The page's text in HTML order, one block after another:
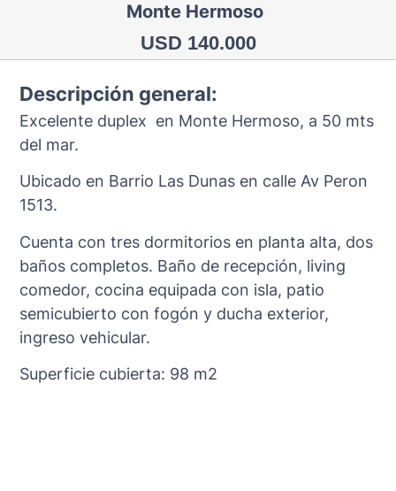
Monte Hermoso
USD 140.000
Descripción general:
Excelente duplex en Monte Hermoso, a 50 mts
del mar.
Ubicado en Barrio Las Dunas en calle Av Peron
1513.
Cuenta con tres dormitorios en planta alta, dos
baños completos. Baño de recepción, living
comedor, cocina equipada con isla, patio
semicubierto con fogón y ducha exterior,
ingreso vehicular.
Superficie cubierta: 98 m2